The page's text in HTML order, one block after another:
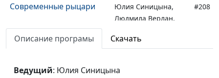
Современные рыцари
Юлия Синицына,
Людмила Верлан,
консультант
#208
Людмила Верлан,
Описание програмы Скачать
Ведущий: Юлия Синицына